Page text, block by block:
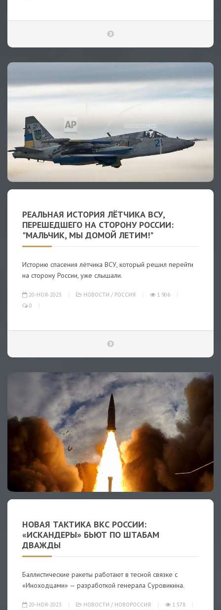
РЕАЛЬНАЯ ИСТОРИЯ ЛЁТЧИКА ВСУ,
ПЕРЕШЕДШЕГО НА СТОРОНУ РОССИИ:
"МАЛЬЧИК, МЫ ДОМОЙ ЛЕТИМ!"
Историю спасения лётчика ВСУ, который решил перейти
на сторону России, уже слышали.
20-НОЯ-2023 НОВОСТИ / РОССИЯ
1 906
0
НОВАЯ ТАКТИКА ВКС РОССИИ:
«ИСКАНДЕРЫ» БЬЮТ ПО ШТАБАМ
ДВАЖДЫ
Баллистические ракеты работают в тесной связке с
«Иноходцами» — разработкой генерала Суровикина.
20-НОЯ-2023 НОВОСТИ / НОВОРОССИЯ 1 578